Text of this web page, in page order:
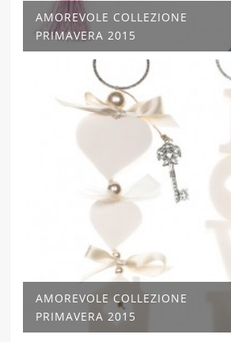
AMOREVOLE COLLEZIONE
PRIMAVERA 2015
AMOREVOLE COLLEZIONE
PRIMAVERA 2015